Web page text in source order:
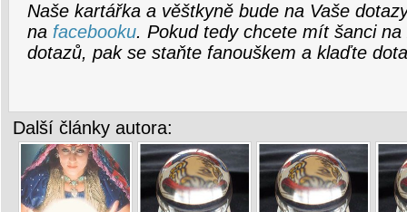
Naše kartářka a věštkyně bude na Vaše
na facebooku. Pokud tedy chcete mít šanci
dotazů, pak se staňte fanouškem a klaďte
Další články autora: